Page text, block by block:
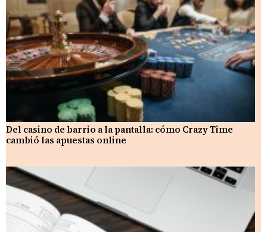
Del casino de barrio a la pantalla: cómo Crazy Time
cambió las apuestas online